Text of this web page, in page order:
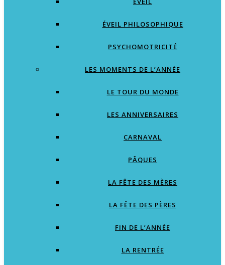
ÉVEIL PHILOSOPHIQUE
PSYCHOMOTRICITÉ
LES MOMENTS DE L’ANNÉE
LE TOUR DU MONDE
LES ANNIVERSAIRES
CARNAVAL
PÂQUES
LA FÊTE DES MÈRES
LA FÊTE DES PÈRES
FIN DE L’ANNÉE
LA RENTRÉE